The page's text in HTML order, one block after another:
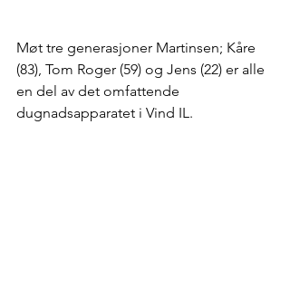
Møt tre generasjoner Martinsen; Kåre
(83), Tom Roger (59) og Jens (22) er alle
en del av det omfattende
dugnadsapparatet i Vind IL.